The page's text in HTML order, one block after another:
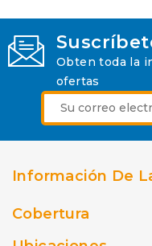
Obten toda la
ofertas
Información De
Cobertura